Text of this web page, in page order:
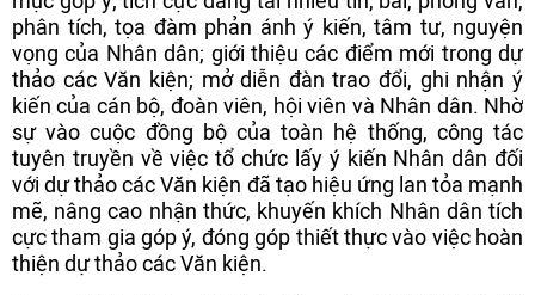
phân tích, tọa đàm phản ánh ý kiến, tâm tư, nguyện
vọng của Nhân dân; giới thiệu các điểm mới trong dự
thảo các Văn kiện; mở diễn đàn trao đổi, ghi nhận ý
kiến của cán bộ, đoàn viên, hội viên và Nhân dân. Nhờ
sự vào cuộc đồng bộ của toàn hệ thống, công tác
tuyên truyền về việc tổ chức lấy ý kiến Nhân dân đối
với dự thảo các Văn kiện đã tạo hiệu ứng lan tỏa mạnh
mẽ, nâng cao nhận thức, khuyến khích Nhân dân tích
cực tham gia góp ý, đóng góp thiết thực vào việc hoàn
thiện dự thảo các Văn kiện.